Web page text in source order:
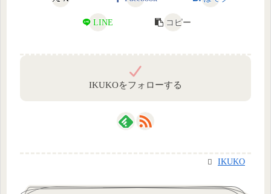
LINE コピー
IKUKOをフォローする
IKUKO